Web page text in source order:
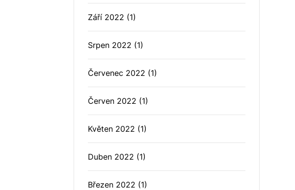
Září 2022 (1)
Srpen 2022 (1)
Červenec 2022 (1)
Červen 2022 (1)
Květen 2022 (1)
Duben 2022 (1)
Březen 2022 (1)